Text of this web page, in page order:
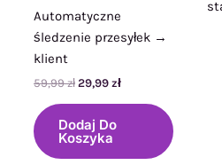
Automatyczne
śledzenie przesyłek →
klient
59,99zł Pierwotna
59,99 zł.
29,99 złAktualna
wynosi:
Dodaj Do
Koszyka